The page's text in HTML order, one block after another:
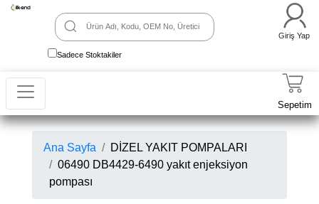
Sadece Stoktakiler
Giriş Yap
Sepetim
Ana Sayfa
DİZEL YAKIT POMPALARI
06490 DB4429-6490 yakıt enjeksiyon
pompası